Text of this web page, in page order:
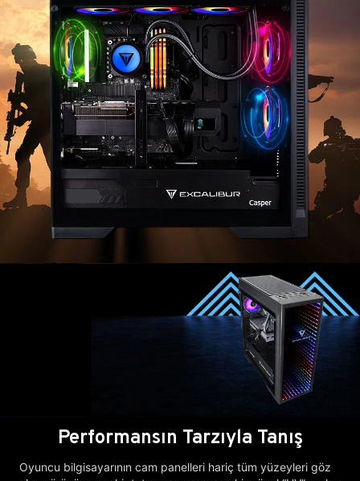
Performansın Tarzıyla Tanış
Oyuncu bilgisayarının cam panelleri hariç tüm yüzeyleri göz